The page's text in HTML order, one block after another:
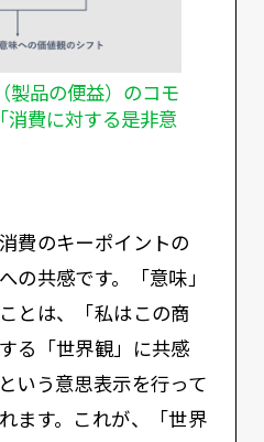
製品の便益）のコモ
消費に対する是非意
費のキーポイントの
の共感です。「意味」
とは、「私はこの商
る「世界観」に共感
いう意思表示を行って
ます。これが、「世界